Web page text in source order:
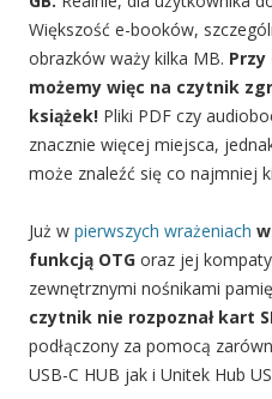
Większość e-booków,
obrazków waży kilka MB.
możemy więc na czytnik
książek! Pliki PDF czy
znacznie więcej miejsca,
może znaleźć się co najmniej
Już w pierwszych wrażeniach
funkcją OTG oraz jej
zewnętrznymi nośnikami
czytnik nie rozpoznał kart
podłączony za pomocą
USB-C HUB jak i Unitek Hub